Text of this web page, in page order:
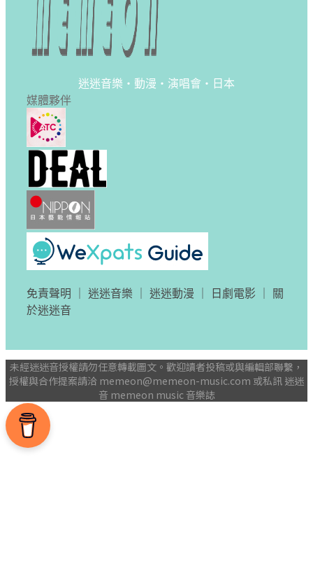
迷迷音樂・動漫・演唱會・日本
媒體夥伴
免責聲明 迷迷音樂 迷迷動漫 日劇電影
關
於迷迷音
未經迷迷音授權請勿任意轉載圖文。歡迎讀者投稿或與編輯部聯繫，
授權與合作提案請洽 memeon@memeon-music.com 或私訊 迷迷
音 memeon music 音樂誌